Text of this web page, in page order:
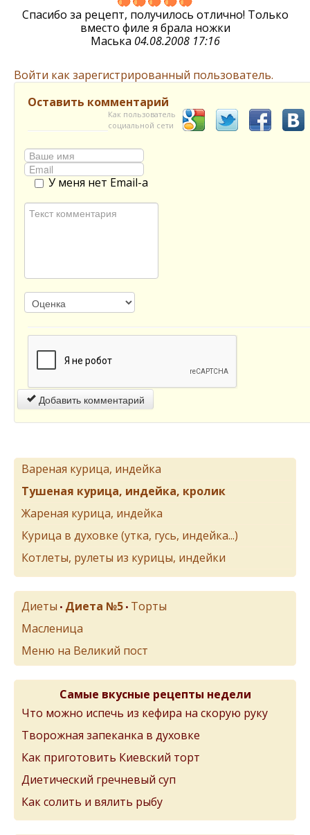
Спасибо за рецепт, получилось отлично! Только
вместо филе я брала ножки
Маська 04.08.2008 17:16
Войти как зарегистрированный пользователь.
Оставить комментарий
Как пользователь
социальной сети
У меня нет Email-а
Добавить комментарий
Вареная курица, индейка
Тушеная курица, индейка, кролик
Жареная курица, индейка
Курица в духовке (утка, гусь, индейка...)
Котлеты, рулеты из курицы, индейки
Диеты • Диета №5 • Торты
Масленица
Меню на Великий пост
Самые вкусные рецепты недели
Что можно испечь из кефира на скорую руку
Творожная запеканка в духовке
Как приготовить Киевский торт
Диетический гречневый суп
Как солить и вялить рыбу